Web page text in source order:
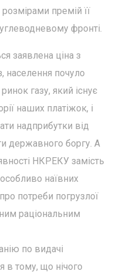
премій її
фронті.
заявлена ​​ціна з
населення почуло
газу, який існує
наших платіжок, і
надприбутки від
державного боргу. А
НКРЕКУ замість
наївних
потреби погрузлої
раціональним
по видачі
в тому, що нічого